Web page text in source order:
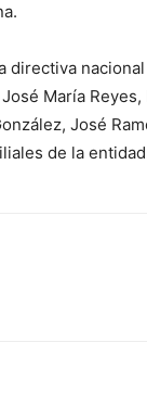
directiva
María Reyes,
José
de la